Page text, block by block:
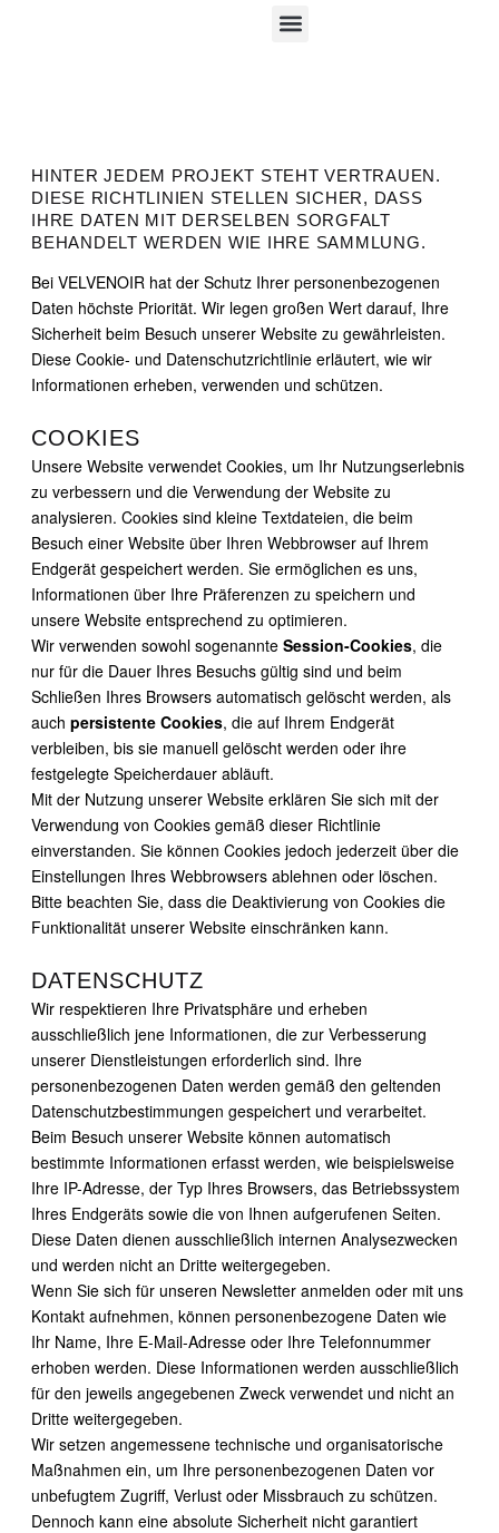
HINTER JEDEM PROJEKT STEHT VERTRAUEN.
DIESE RICHTLINIEN STELLEN SICHER, DASS
IHRE DATEN MIT DERSELBEN SORGFALT
BEHANDELT WERDEN WIE IHRE SAMMLUNG.
Bei VELVENOIR hat der Schutz Ihrer personenbezogenen
Daten höchste Priorität. Wir legen großen Wert darauf, Ihre
Sicherheit beim Besuch unserer Website zu gewährleisten.
Diese Cookie- und Datenschutzrichtlinie erläutert, wie wir
Informationen erheben, verwenden und schützen.
COOKIES
Unsere Website verwendet Cookies, um Ihr Nutzungserlebnis
zu verbessern und die Verwendung der Website zu
analysieren. Cookies sind kleine Textdateien, die beim
Besuch einer Website über Ihren Webbrowser auf Ihrem
Endgerät gespeichert werden. Sie ermöglichen es uns,
Informationen über Ihre Präferenzen zu speichern und
unsere Website entsprechend zu optimieren.
Wir verwenden sowohl sogenannte Session-Cookies, die
nur für die Dauer Ihres Besuchs gültig sind und beim
Schließen Ihres Browsers automatisch gelöscht werden, als
auch persistente Cookies, die auf Ihrem Endgerät
verbleiben, bis sie manuell gelöscht werden oder ihre
festgelegte Speicherdauer abläuft.
Mit der Nutzung unserer Website erklären Sie sich mit der
Verwendung von Cookies gemäß dieser Richtlinie
einverstanden. Sie können Cookies jedoch jederzeit über die
Einstellungen Ihres Webbrowsers ablehnen oder löschen.
Bitte beachten Sie, dass die Deaktivierung von Cookies die
Funktionalität unserer Website einschränken kann.
DATENSCHUTZ
Wir respektieren Ihre Privatsphäre und erheben
ausschließlich jene Informationen, die zur Verbesserung
unserer Dienstleistungen erforderlich sind. Ihre
personenbezogenen Daten werden gemäß den geltenden
Datenschutzbestimmungen gespeichert und verarbeitet.
Beim Besuch unserer Website können automatisch
bestimmte Informationen erfasst werden, wie beispielsweise
Ihre IP-Adresse, der Typ Ihres Browsers, das Betriebssystem
Ihres Endgeräts sowie die von Ihnen aufgerufenen Seiten.
Diese Daten dienen ausschließlich internen Analysezwecken
und werden nicht an Dritte weitergegeben.
Wenn Sie sich für unseren Newsletter anmelden oder mit uns
Kontakt aufnehmen, können personenbezogene Daten wie
Ihr Name, Ihre E-Mail-Adresse oder Ihre Telefonnummer
erhoben werden. Diese Informationen werden ausschließlich
für den jeweils angegebenen Zweck verwendet und nicht an
Dritte weitergegeben.
Wir setzen angemessene technische und organisatorische
Maßnahmen ein, um Ihre personenbezogenen Daten vor
unbefugtem Zugriff, Verlust oder Missbrauch zu schützen.
Dennoch kann eine absolute Sicherheit nicht garantiert